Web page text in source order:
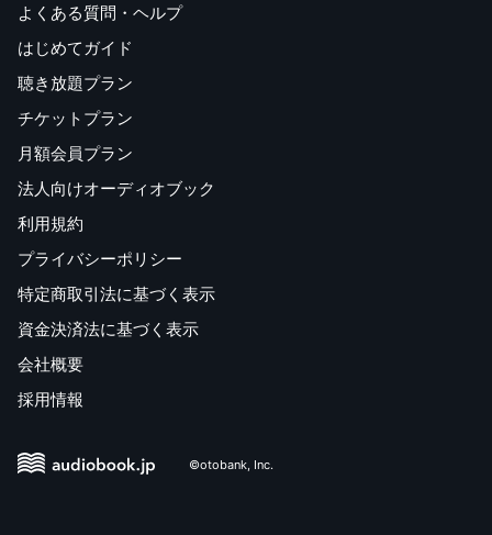
よくある質問・ヘルプ
はじめてガイド
聴き放題プラン
チケットプラン
月額会員プラン
法人向けオーディオブック
利用規約
プライバシーポリシー
特定商取引法に基づく表示
資金決済法に基づく表示
会社概要
採用情報
©otobank, Inc.